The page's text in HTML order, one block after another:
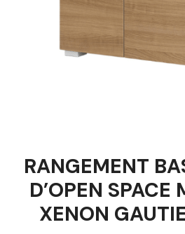
RANGEMENT
D’OPEN SPACE
XENON